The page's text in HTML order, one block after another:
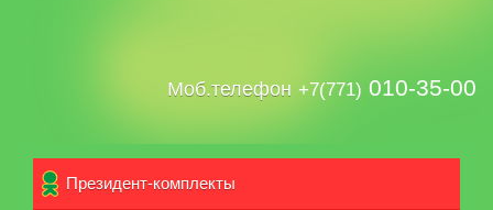
Моб.телефон +7(771) 010-35-00
Президент-комплекты